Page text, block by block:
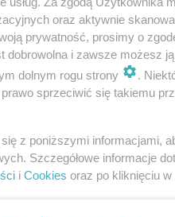
Śląsk z dwoma
Część zdjęć do filmu była krę…
oraz aktywnie
prywatność, prosimy o
dobrowolna i zawsze możesz
dolnym rogu strony
.
sprzeciwić się takiemu
się z poniższymi informacjami,
Szczegółowe informacje
i Cookies oraz po kliknięciu w